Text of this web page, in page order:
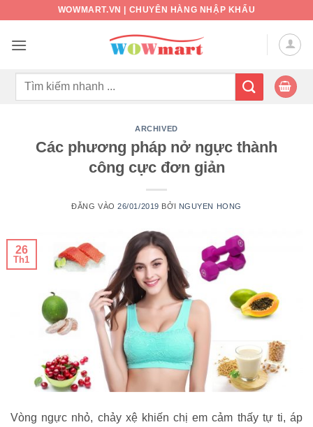
nội
WOWMART.VN | CHUYÊN HÀNG NHẬP KHẨU
Tìm
ARCHIVED
Các phương pháp nở ngực thành
công cực đơn giản
ĐĂNG VÀO26/01/2019 BỞI NGUYEN HONG
26
Th1
Vòng ngực nhỏ, chảy xệ khiến chị em cảm thấy tự ti, áp